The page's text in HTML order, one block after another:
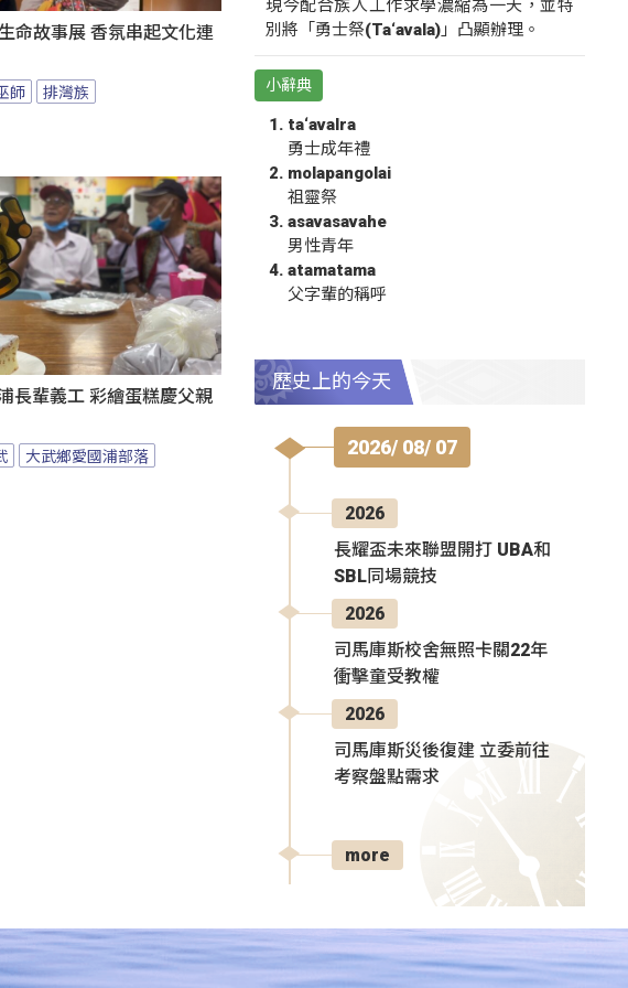
命故事展 香氛串起文化連
師 排灣族
長輩義工 彩繪蛋糕慶父親
大武鄉愛國浦部落
現今配合族人工作求學濃縮為一天，並特
別將「勇士祭(Ta‘avala)」凸顯辦理。
小辭典
ta‘avalra
勇士成年禮
molapangolai
祖靈祭
asavasavahe
男性青年
atamatama
父字輩的稱呼
歷史上的今天
2026/ 08/ 07
2026
長耀盃未來聯盟開打 UBA和
SBL同場競技
2026
司馬庫斯校舍無照卡關22年
衝擊童受教權
2026
司馬庫斯災後復建 立委前往
考察盤點需求
more